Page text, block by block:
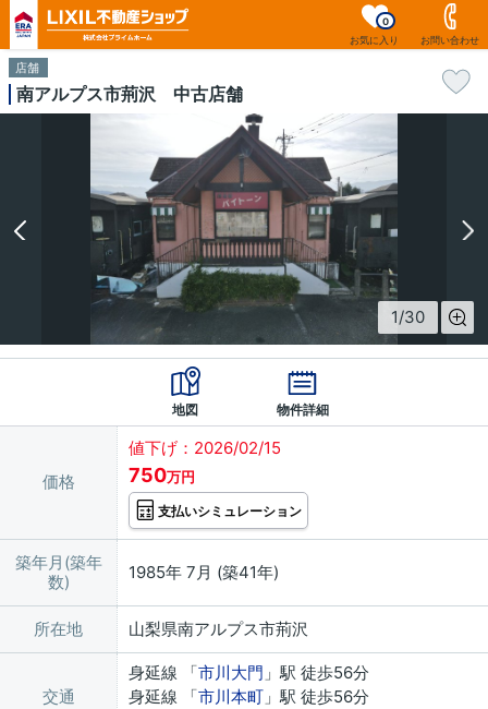
お気に入り
0
お問い合わせ
店舗
南アルプス市荊沢 中古店舗
1/30
地図 物件詳細
価格
値下げ：2026/02/15
750万円
支払いシミュレーション
築年月(築年
数)
1985年 7月 (築41年)
所在地 山梨県南アルプス市荊沢
交通
身延線 「市川大門 」駅 徒歩56分
身延線 「市川本町 」駅 徒歩56分